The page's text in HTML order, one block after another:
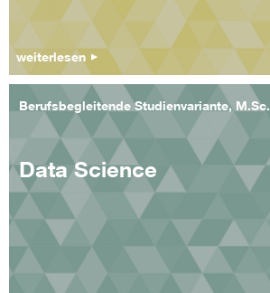
weiterlesen
Berufsbegleitende Studienvariante, M.Sc.
Data Science